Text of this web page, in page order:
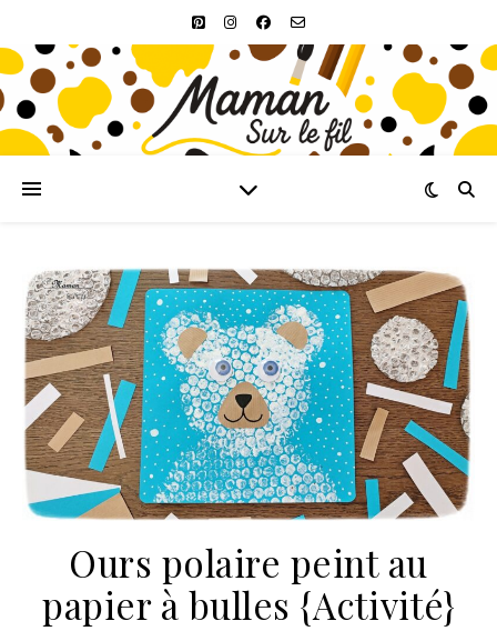
Ours polaire peint au
papier à bulles {Activité}